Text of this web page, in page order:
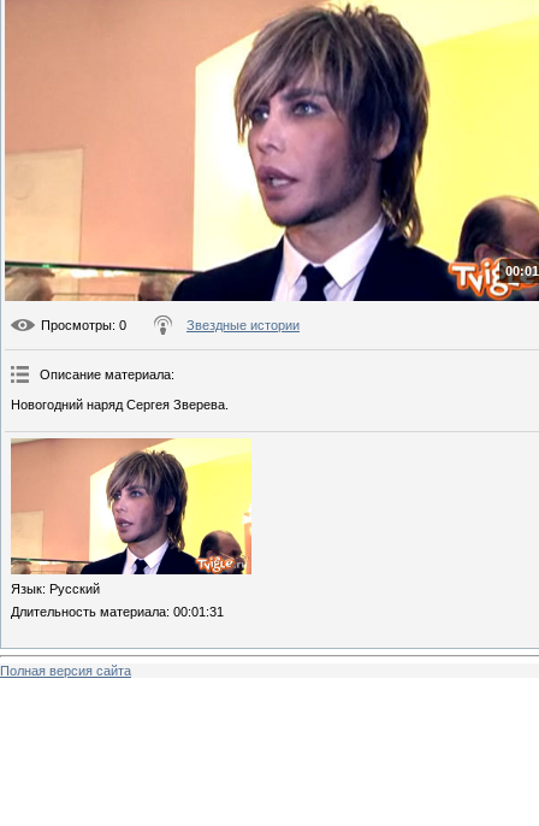
Просмотры: 0 Звездные истории
Описание материала:
Новогодний наряд Сергея Зверева.
Язык: Русский
Длительность материала: 00:01:31
Полная версия сайта